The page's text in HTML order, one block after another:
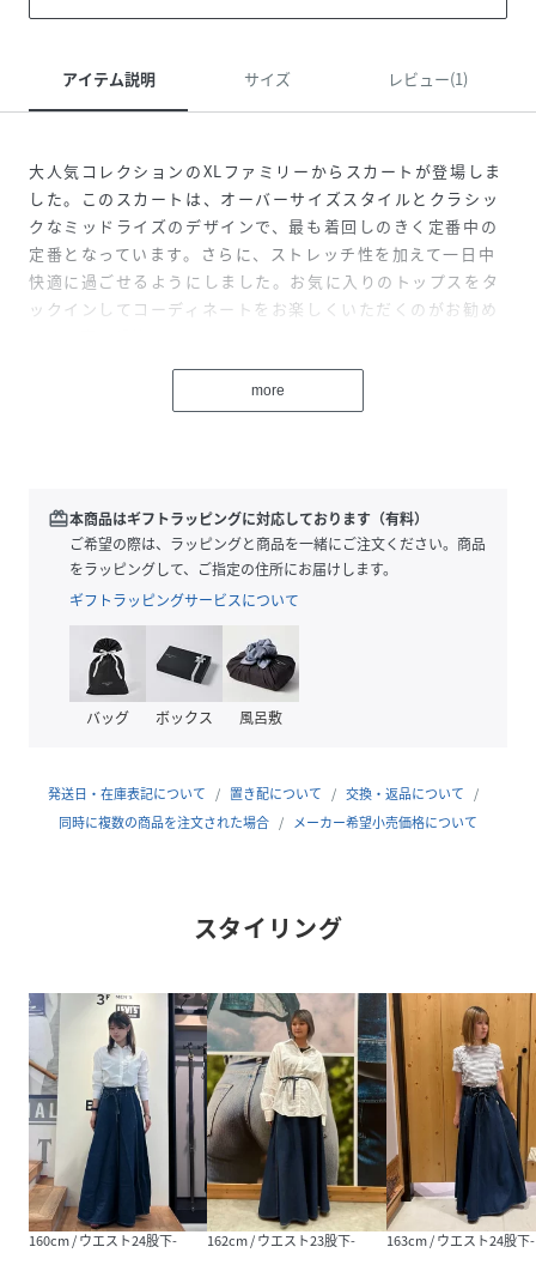
アイテム説明 サイズ レビュー(1)
大人気コレクションのXLファミリーからスカートが登場しま
した。このスカートは、オーバーサイズスタイルとクラシッ
クなミッドライズのデザインで、最も着回しのきく定番中の
定番となっています。さらに、ストレッチ性を加えて一日中
快適に過ごせるようにしました。お気に入りのトップスをタ
ックインしてコーディネートをお楽しくいただくのがお勧め
不良品ではございませんので、交換・返品をお受けできませ
ん。また、タブの種類もお選びいただけませんので、予めご
了承くださいませ。
性別タイプ レディース
原産国
サイズ
ウエスト23股下-、ウエスト24股下-、ウエスト
25股下-、ウエスト26股下-、ウエスト27股下-、
001T40001-001-19 NS9229
more
redeem本商品はギフトラッピングに対応しております（有料）
ご希望の際は、ラッピングと商品を一緒にご注文ください。商品
をラッピングして、ご指定の住所にお届けします。
ギフトラッピングサービスについて
バッグ ボックス 風呂敷
発送日・在庫表記について 置き配について
交換・返品について
同時に複数の商品を注文された場合
メーカー希望小売価格について
スタイリング
160cm / ウエスト24股下- 162cm / ウエスト23股下- 163cm / ウエスト24股下-